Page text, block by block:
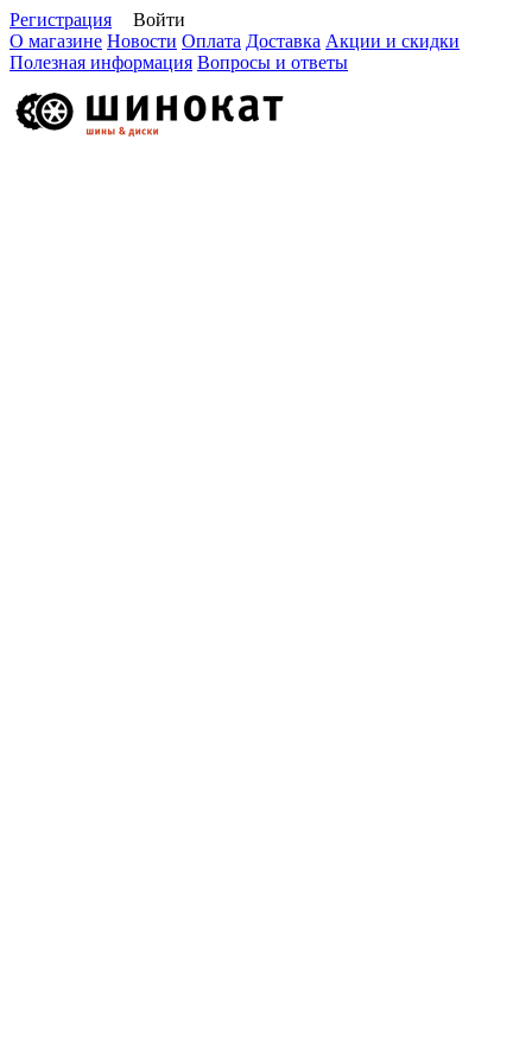
Регистрация
Войти
О магазине Новости Оплата Доставка Акции и скидки
Полезная информация Вопросы и ответы